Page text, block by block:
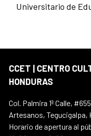
Universitario de
CCET | CENTRO
HONDURAS
Col. Palmira 1ª Calle,
Artesanos, Tegucigalpa,
Horario de apertura al